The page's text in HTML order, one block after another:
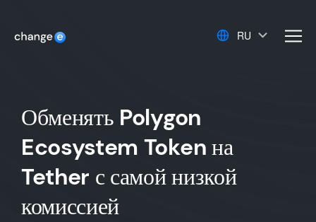
RU
Обменять Polygon
Ecosystem Token на
Tether с самой низкой
комиссией